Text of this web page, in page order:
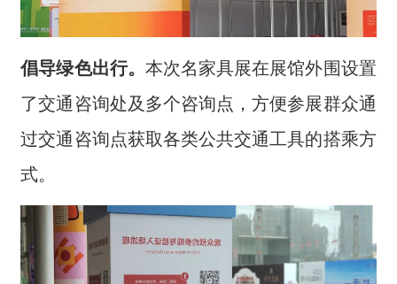
倡导绿色出行。 本次名家具展在展馆外围设置
了交通咨询处及多个咨询点，方便参展群众通
过交通咨询点获取各类公共交通工具的搭乘方
式。